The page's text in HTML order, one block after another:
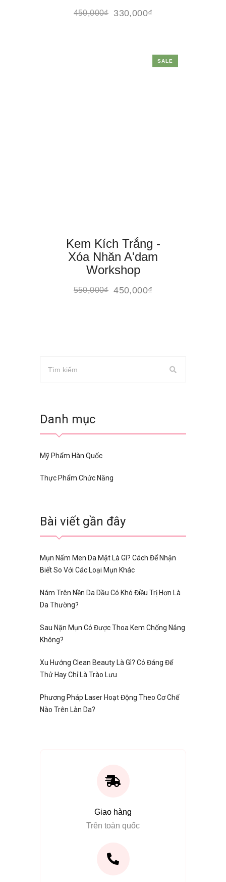
450,000₫ 330,000₫
SALE
Kem Kích Trắng -
Xóa Nhăn A'dam
Workshop
550,000₫ 450,000₫
Danh mục
Mỹ Phẩm Hàn Quốc
Thực Phẩm Chức Năng
Bài viết gần đây
Mụn Nấm Men Da Mặt Là Gì? Cách Để Nhận
Biết So Với Các Loại Mụn Khác
Nám Trên Nền Da Dầu Có Khó Điều Trị Hơn Là
Da Thường?
Sau Nặn Mụn Có Được Thoa Kem Chống Nắng
Không?
Xu Hướng Clean Beauty Là Gì? Có Đáng Để
Thử Hay Chỉ Là Trào Lưu
Phương Pháp Laser Hoạt Động Theo Cơ Chế
Nào Trên Làn Da?
Giao hàng
Trên toàn quốc